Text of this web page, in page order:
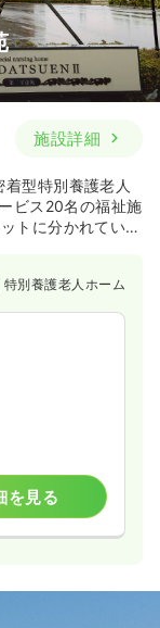
施設詳細
型特別養護老人
ビス20名の福祉施
トに分かれていま
特別養護老人ホーム
を見る